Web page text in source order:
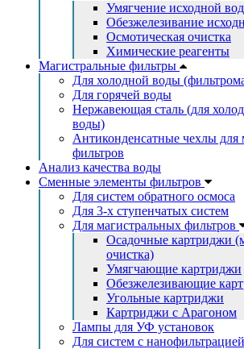
Умягчение исходной
Обезжелезивание
Осмотическая очистка
Химические реагенты
Магистральные фильтры
Для холодной воды
Для горячей воды
Нержавеющая сталь (для
воды)
Антиконденсатные чехлы для
фильтров
Анализ качества воды
Сменные элементы фильтров
Для систем обратного осмоса
Для 3-х ступенчатых систем
Для магистральных фильтров
Осадочные картриджи
очистка)
Умягчающие картриджи
Обезжелезивающие
Угольные картриджи
Картриджи с Арагоном
Лампы для УФ установок
Для систем с нанофильтрацией